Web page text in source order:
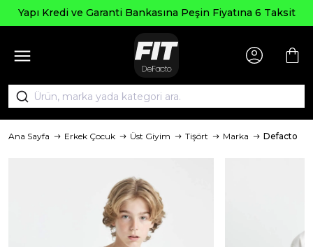
Yapı Kredi ve Garanti Bankasına Peşin Fiyatına 6 Taksit
Ana Sayfa Erkek Çocuk Üst Giyim Tişört Marka Defacto